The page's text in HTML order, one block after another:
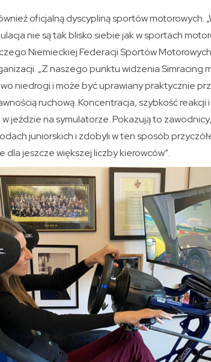
oficjalną dyscypliną sportów motorowych.
nie są tak blisko siebie jak w sportach
Niemieckiej Federacji Sportów
„Z naszego punktu widzenia
niedrogi i może być uprawiany praktycznie
ruchową. Koncentracja, szybkość
jeździe na symulatorze. Pokazują to
juniorskich i zdobyli w ten sposób
dla jeszcze większej liczby kierowców”.